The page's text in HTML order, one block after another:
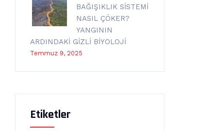
BAĞIŞIKLIK SİSTEMİ
NASIL ÇÖKER?
YANGININ
ARDINDAKİ GİZLİ BİYOLOJİ
Temmuz 9, 2025
Etiketler